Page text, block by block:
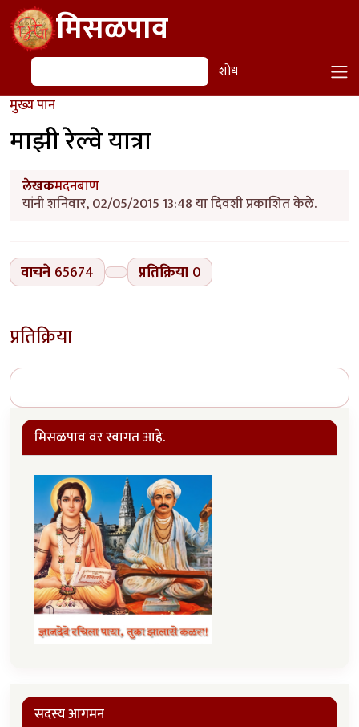
Skip to main contentमिसळपाव
शोध शोध
मुख्य पान
माझी रेल्वे यात्रा
लेखकमदनबाण
यांनी शनिवार, 02/05/2015 13:48 या दिवशी प्रकाशित केले.
वाचने 65674 प्रतिक्रिया 0
प्रतिक्रिया
मिसळपाव वर स्वागत आहे.
सदस्य आगमन